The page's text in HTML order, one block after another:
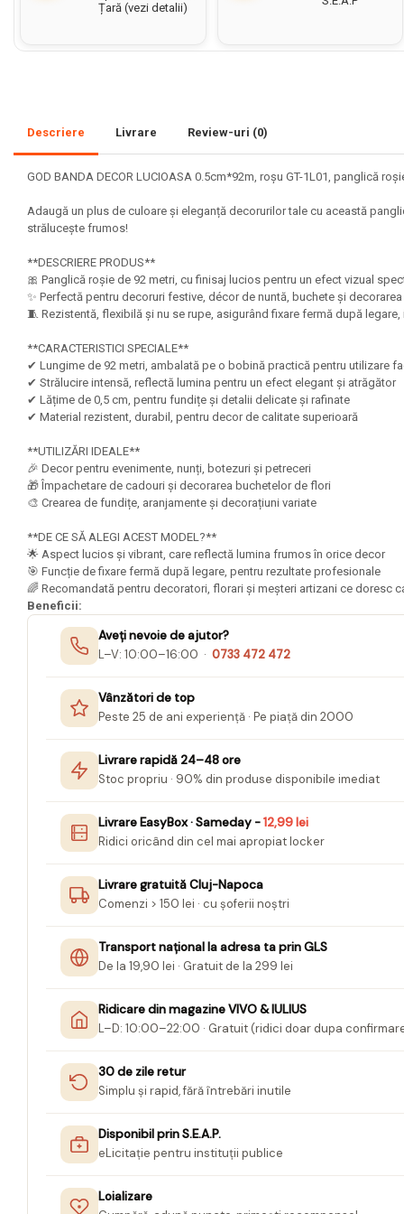
Culori si vopsele acrilice
pictura copii
Pensule scolare bucata
Lipiciuri
Foarfece pentru copii
Hartie si carton colorate
Hartie Creponata, Hartie
Glasata
Mape Birou/ Dosare Scolare
Rigle, echere si raportor
plastic
Sticle, caserole, pusculite,
suporturi copii
Etichete scolare
Stickere scolare
Seturi scolare
Plastilina, Planseta plastilina
Socotitoare, Betisoare
Carti de Colorat pentru copii
Carti Educative
Carnetele notite copii
Jurnale cu cheita, lacat,
magnet
Pasta modelatoare
Harti de perete
Creta scolara
Glob Pamantesc Scolar
Materiale Didactice
Instrumente geometrie pentru
tabla scolara
Tablite de desenat magnetice
Sugativa
Articole papetarie pentru copii
Banda adeziva
Compas scolar
Țară (vezi detalii)
Descriere Livrare Review-uri (0)
GOD BANDA DECOR LUCIOASA 0.5cm*92m, roșu GT-1L01, panglică
Adaugă un plus de culoare și eleganță decorurilor tale cu această
strălucește frumos!
**DESCRIERE PRODUS**
🎀 Panglică roșie de 92 metri, cu finisaj lucios pentru un efect vizual
✨ Perfectă pentru decoruri festive, décor de nuntă, buchete și
🧵 Rezistentă, flexibilă și nu se rupe, asigurând fixare fermă după
**CARACTERISTICI SPECIALE**
✔ Lungime de 92 metri, ambalată pe o bobină practică pentru utilizare
✔ Strălucire intensă, reflectă lumina pentru un efect elegant și atrăgător
✔ Lățime de 0,5 cm, pentru fundițe și detalii delicate și rafinate
✔ Material rezistent, durabil, pentru decor de calitate superioară
**UTILIZĂRI IDEALE**
🎉 Decor pentru evenimente, nunți, botezuri și petreceri
🎁 Împachetare de cadouri și decorarea buchetelor de flori
🎨 Crearea de fundițe, aranjamente și decorațiuni variate
**DE CE SĂ ALEGI ACEST MODEL?**
🌟 Aspect lucios și vibrant, care reflectă lumina frumos în orice decor
🎯 Funcție de fixare fermă după legare, pentru rezultate profesionale
🌈 Recomandată pentru decoratori, florari și meșteri artizani ce doresc
Beneficii:
Aveți nevoie de ajutor?
L–V: 10:00–16:00 · 0733 472 472
Vânzători de top
Peste 25 de ani experiență · Pe piață din 2000
Livrare rapidă 24–48 ore
Stoc propriu · 90% din produse disponibile imediat
Livrare EasyBox · Sameday -12,99 lei
Ridici oricând din cel mai apropiat locker
Livrare gratuită Cluj-Napoca
Comenzi > 150 lei · cu șoferii noștri
Transport național la adresa ta prin GLS
De la 19,90 lei · Gratuit de la 299 lei
Ridicare din magazine VIVO & IULIUS
L–D: 10:00–22:00 · Gratuit (ridici doar dupa
30 de zile retur
Simplu și rapid, fără întrebări inutile
Disponibil prin S.E.A.P.
eLicitație pentru instituții publice
Loializare